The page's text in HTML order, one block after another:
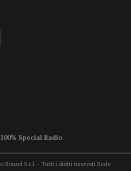
Special Radio.
Sound S.r.l. - Tutti i diritti riservati Sede